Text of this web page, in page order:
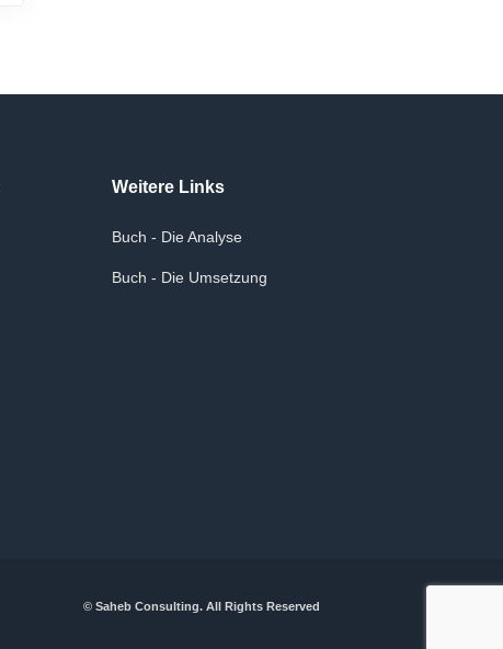
Weitere Links
Buch - Die Analyse
Buch - Die Umsetzung
© Saheb Consulting. All Rights Reserved